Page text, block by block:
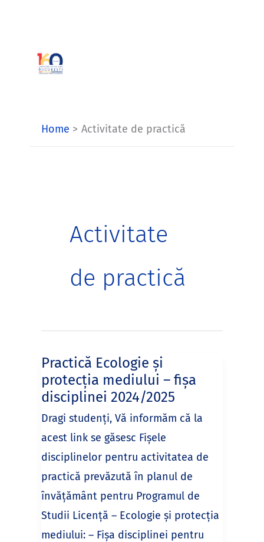
Home Activitate de practică
Activitate
de practică
Practică Ecologie și
protecția mediului – fișa
disciplinei 2024/2025
Dragi studenți, Vă informăm că la
acest link se găsesc Fișele
disciplinelor pentru activitatea de
practică prevăzută în planul de
învățământ pentru Programul de
Studii Licență – Ecologie și protecția
mediului: – Fișa disciplinei pentru